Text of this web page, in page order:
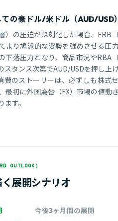
の豪ドル/米ドル（AUD/USD
）の圧迫が深刻化した場合、FRB
より鳩派的な姿勢を強めさせる圧
下落圧力となり、商品市況やRBA
スタンス次第でAUD/USDを押し上
費のストーリーは、必ずしも株式
最初に外国為替（FX）市場の値動
す。
OUTLOOK）
展開シナリオ
今後3ヶ月間の展開